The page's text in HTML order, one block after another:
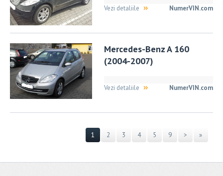
NumerVIN.com
Vezi detaliile
Mercedes-Benz A 160
(2004-2007)
NumerVIN.com
Vezi detaliile
1 2 3 4 5 9 > »